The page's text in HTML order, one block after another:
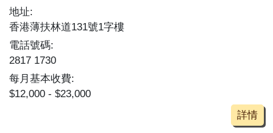
地址:
香港薄扶林道131號1字樓
電話號碼:
2817 1730
每月基本收費:
$12,000 - $23,000
詳情